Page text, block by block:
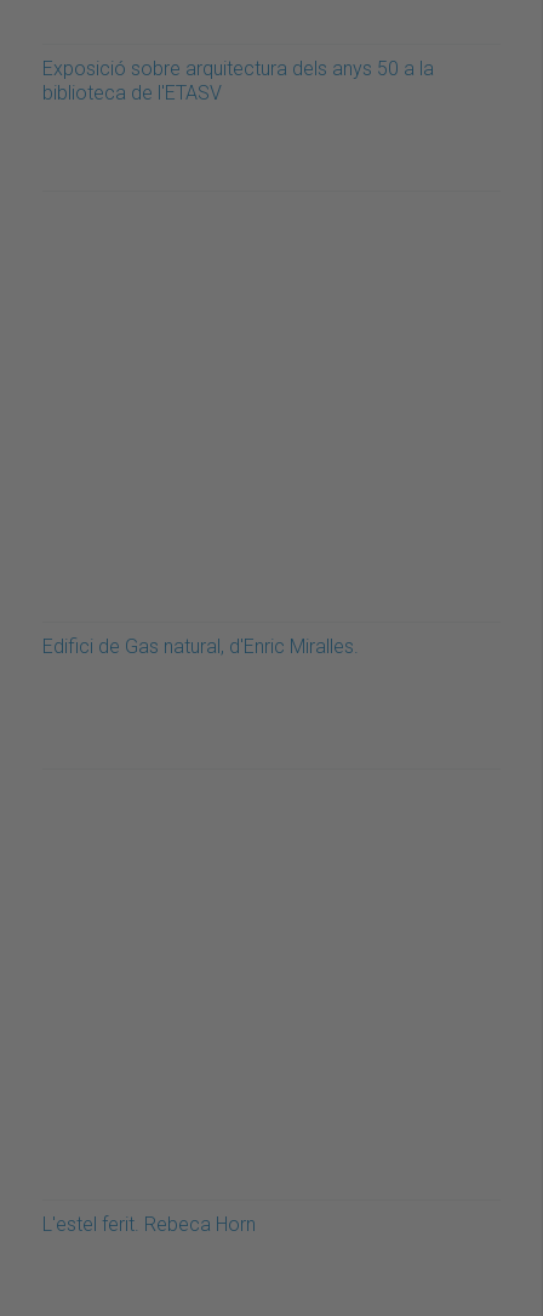
Exposició sobre arquitectura dels anys 50 a la
biblioteca de l'ETASV
Edifici de Gas natural, d'Enric Miralles.
L'estel ferit. Rebeca Horn